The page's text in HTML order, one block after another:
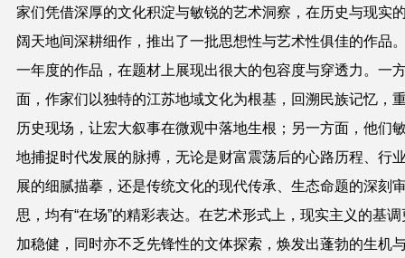
家们凭借深厚的文化积淀与敏锐的艺术洞察，在历史与现实
阔天地间深耕细作，推出了一批思想性与艺术性俱佳的作品
一年度的作品，在题材上展现出很大的包容度与穿透力。一
面，作家们以独特的江苏地域文化为根基，回溯民族记忆，
历史现场，让宏大叙事在微观中落地生根；另一方面，他们
地捕捉时代发展的脉搏，无论是财富震荡后的心路历程、行
展的细腻描摹，还是传统文化的现代传承、生态命题的深刻
思，均有“在场”的精彩表达。在艺术形式上，现实主义的基调
加稳健，同时亦不乏先锋性的文体探索，焕发出蓬勃的生机